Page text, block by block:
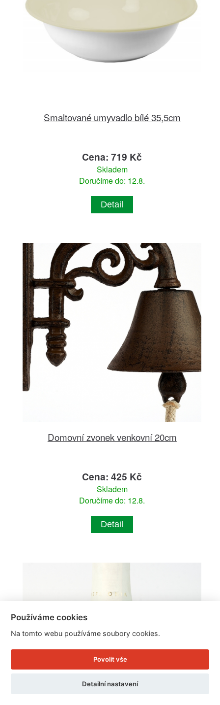
Smaltované umyvadlo bílé 35,5cm
Cena: 719 Kč
Skladem
Doručíme do: 12.8.
Detail
Domovní zvonek venkovní 20cm
Cena: 425 Kč
Skladem
Doručíme do: 12.8.
Detail
Používáme cookies
Na tomto webu používáme soubory cookies.
Povolit vše
Detailní nastavení